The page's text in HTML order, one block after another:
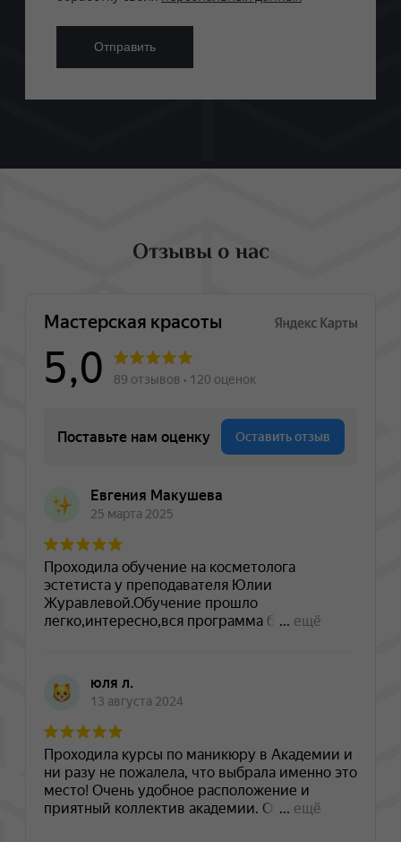
Отзывы о нас